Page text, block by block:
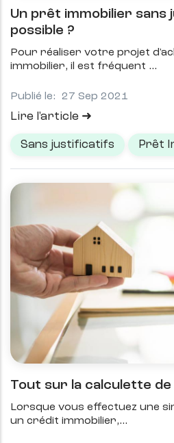
Un prêt immobilier
possible ?
Pour réaliser votre projet
immobilier, il est fréquent
Publié le: 27 Sep 2021
Lire l'article
Sans justificatifs Prêt
Tout sur la calculette
Lorsque vous effectuez une
un crédit immobilier,